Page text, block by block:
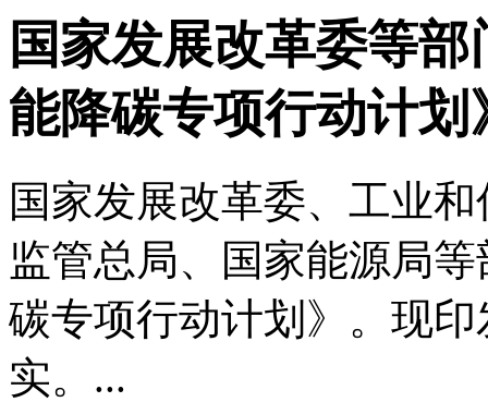
国家发展改革委等
能降碳专项行动计划
国家发展改革委、工业
监管总局、国家能源局
碳专项行动计划》。现
实。...